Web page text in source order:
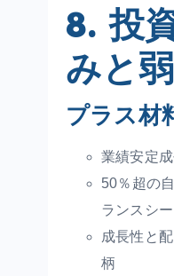
8. 投
みと
プラス材
業績安定
50％超の
ランスシー
成長性と
柄